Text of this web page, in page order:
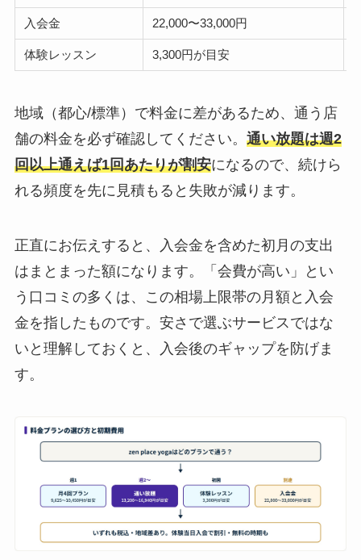
入会金 22,000〜33,000円
体験レッスン 3,300円が目安
地域（都心/標準）で料金に差があるため、通う店
舗の料金を必ず確認してください。 通い放題は週2
回以上通えば1回あたりが割安になるので、続けら
れる頻度を先に見積もると失敗が減ります。
正直にお伝えすると、入会金を含めた初月の支出
はまとまった額になります。「会費が高い」とい
う口コミの多くは、この相場上限帯の月額と入会
金を指したものです。安さで選ぶサービスではな
いと理解しておくと、入会後のギャップを防げま
す。